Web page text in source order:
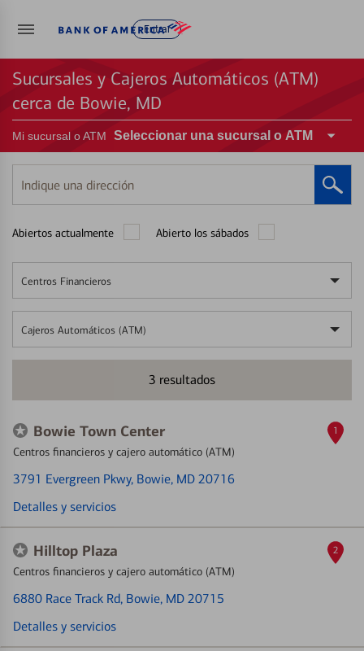
Entrar
Sucursales y Cajeros Automáticos (ATM)
cerca de Bowie, MD
Mi sucursal o ATM Seleccionar una sucursal o ATM
Indique
una
Abiertos actualmente Abierto los sábados
Centros Financieros
Cajeros Automáticos (ATM)
3 resultados
Bowie Town Center
Centros financieros y cajero automático (ATM)
3791 Evergreen Pkwy, Bowie, MD 20716
Detalles y servicios
1
Hilltop Plaza
Centros financieros y cajero automático (ATM)
6880 Race Track Rd, Bowie, MD 20715
Detalles y servicios
2